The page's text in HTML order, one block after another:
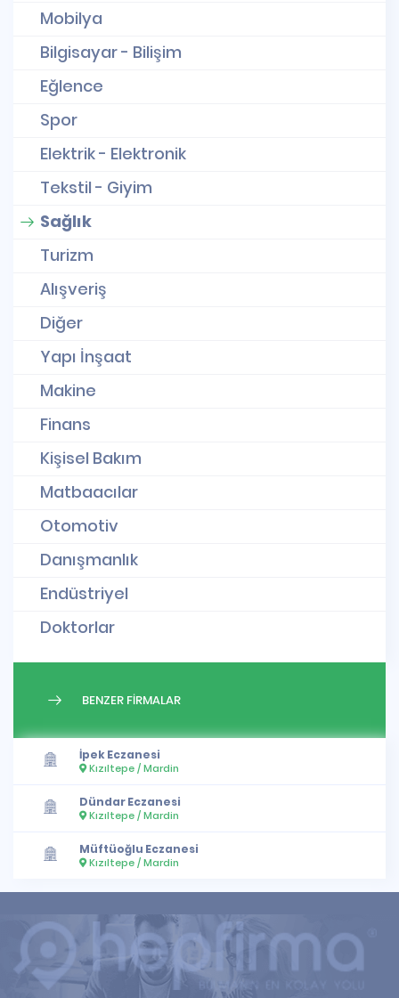
Mobilya
Bilgisayar - Bilişim
Eğlence
Spor
Elektrik - Elektronik
Tekstil - Giyim
Sağlık
Turizm
Alışveriş
Diğer
Yapı İnşaat
Makine
Finans
Kişisel Bakım
Matbaacılar
Otomotiv
Danışmanlık
Endüstriyel
Doktorlar
BENZER FİRMALAR
İpek Eczanesi
Kızıltepe / Mardin
Dündar Eczanesi
Kızıltepe / Mardin
Müftüoğlu Eczanesi
Kızıltepe / Mardin